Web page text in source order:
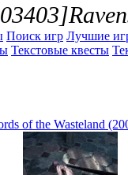
Поиск игр Лучшие
Текстовые квесты
of the Wasteland